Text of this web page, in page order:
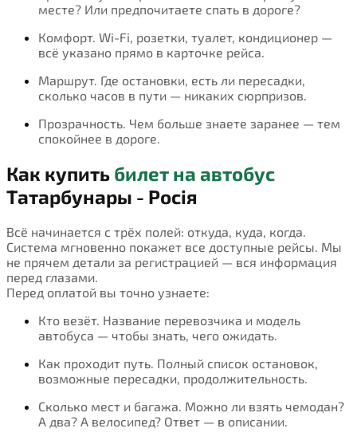
месте? Или предпочитаете спать в дороге?
Комфорт. Wi-Fi, розетки, туалет, кондиционер —
всё указано прямо в карточке рейса.
Маршрут. Где остановки, есть ли пересадки,
сколько часов в пути — никаких сюрпризов.
Прозрачность. Чем больше знаете заранее — тем
спокойнее в дороге.
Как купить билет на автобус
Татарбунары - Росія
Всё начинается с трёх полей: откуда, куда, когда.
Система мгновенно покажет все доступные рейсы. Мы
не прячем детали за регистрацией — вся информация
перед глазами.
Перед оплатой вы точно узнаете:
Кто везёт. Название перевозчика и модель
автобуса — чтобы знать, чего ожидать.
Как проходит путь. Полный список остановок,
возможные пересадки, продолжительность.
Сколько мест и багажа. Можно ли взять чемодан?
А два? А велосипед? Ответ — в описании.